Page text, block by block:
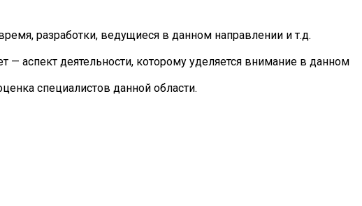
разработки, ведущиеся в данном направлении и т.д.
аспект деятельности, которому уделяется внимание в данном
специалистов данной области.